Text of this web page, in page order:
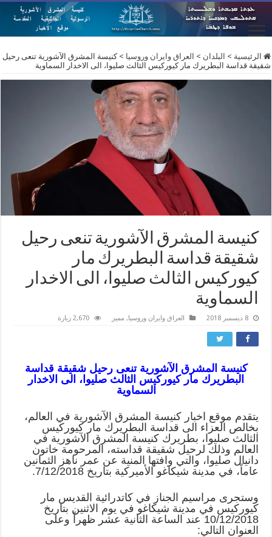
الرئيسية > البلدان > العراق وايران وروسيا > كنيسة المشرق الآشورية تنعى رحيل
شقيقة قداسة البطريرك مار كيوركيس الثالث صليوا، الى الاخدار السماوية
كنيسة المشرق الآشورية تنعى رحيل
شقيقة قداسة البطريرك مار
كيوركيس الثالث صليوا، الى الاخدار
السماوية
8 ديسمبر 2018 العراق وايران وروسيا, مميز 2,670 زيارة
كنيسة المشرق الآشورية تنعى رحيل شقيقة قداسة
البطريرك مار كيوركيس الثالث صليوا، الى الاخدار
السماوية
يتقدم موقع اخبار كنيسة المشرق الآشورية في العالم،
بخالص العزاء الى قداسة البطريرك مار كيوركيس
الثالث صليوا، بطريرك كنيسة المشرق الآشورية في
العالم وذلك لرحيل شقيقة قداسته، المرحومة خاتون
دانيال صليوا، والتي وافتها المنية عن عمر ناهز الثمانين
عاماً، في مدينة شيكاغو الأميركية بتاريخ 7/12/2018.
وستجرى مراسيم الجناز في كاتدرائية القديس مار
كيوركيس في مدينة شيكاغو في يوم الاثنين بتاريخ
10/12/2018 عند الساعة الثانية عشر ظهراً وعلى
العنوان التالي: